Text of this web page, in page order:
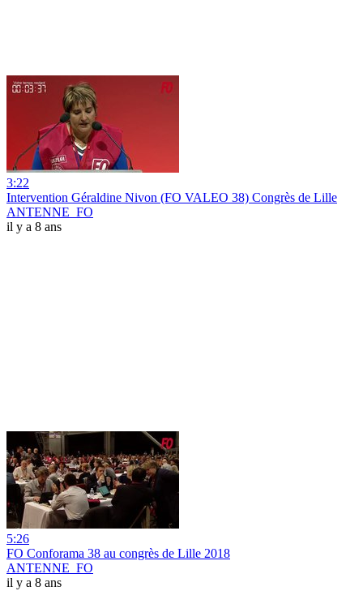
3:22
Intervention Géraldine Nivon (FO VALEO 38) Congrès de Lille
ANTENNE_FO
il y a 8 ans
5:26
FO Conforama 38 au congrès de Lille 2018
ANTENNE_FO
il y a 8 ans